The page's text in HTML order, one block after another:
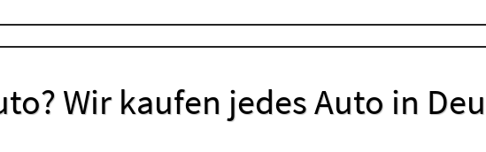
Wir kaufen jedes Auto in